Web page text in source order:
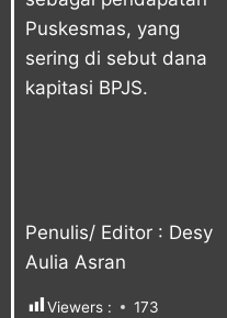
Puskesmas, yang
sering di sebut dana
kapitasi BPJS.
Penulis/ Editor : Desy
Aulia Asran
Viewers : 173